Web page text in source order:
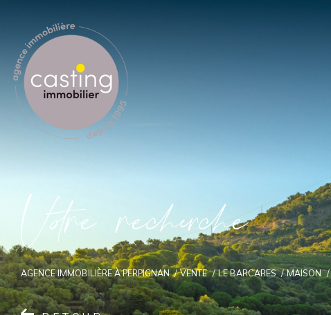
Vore recece
AGENCE IMMOBILIÈRE À PERPIGNAN VENTE LE BARCARES MAISON